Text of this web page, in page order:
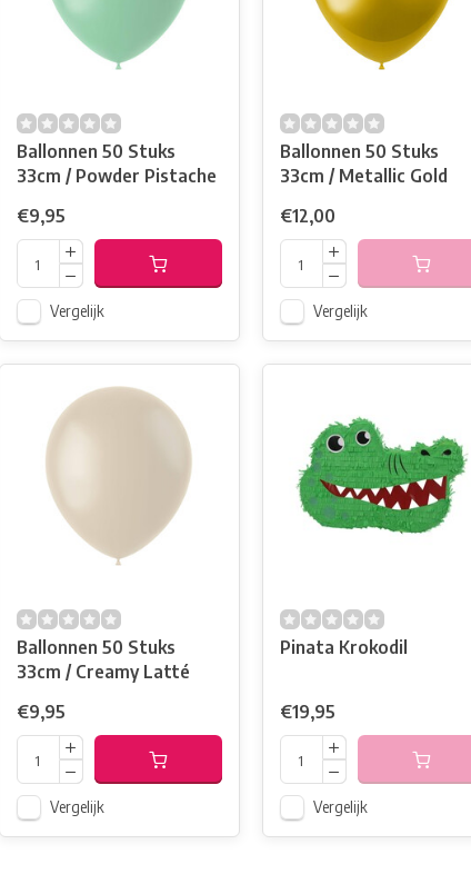
Ballonnen 50 Stuks
33cm / Powder Pistache
€9,95
Vergelijk
Ballonnen 50 Stuks
33cm / Metallic Gold
€12,00
Vergelijk
Ballonnen 50 Stuks
33cm / Creamy Latté
€9,95
Vergelijk
Pinata Krokodil
€19,95
Vergelijk